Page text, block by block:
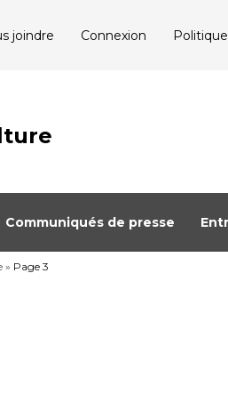
joindre Connexion
Communiqués de presse
» Page 3